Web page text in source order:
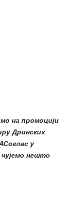
на промоцији
Дринских
у
нешто